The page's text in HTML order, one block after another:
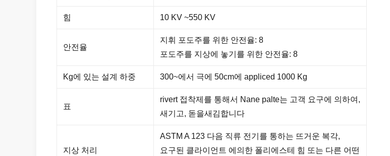
힘 10 KV ~550 KV
안전율
지휘 포도주를 위한 안전율: 8
포도주를 지상에 놓기를 위한 안전율: 8
Kg에 있는 설계 하중 300~에서 극에 50cm에 appliced 1000 Kg
표
rivert 접착제를 통해서 Nane palte는 고객 요구에 의하여,
새기고, 돋을새김합니다
지상 처리
ASTM A 123 다음 직류 전기를 통하는 뜨거운 복각,
요구된 클라이언트 에의한 폴리에스테 힘 또는 다른 어떤